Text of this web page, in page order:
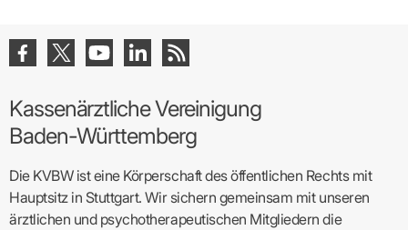
Kassenärztliche Vereinigung
Baden-Württemberg
Die KVBW ist eine Körperschaft des öffentlichen Rechts mit
Hauptsitz in Stuttgart. Wir sichern gemeinsam mit unseren
ärztlichen und psychotherapeutischen Mitgliedern die